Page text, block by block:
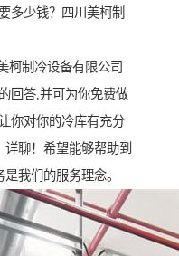
多少钱？四川美柯制
柯制冷设备有限公司
回答,并可为你免费做
你对你的冷库有充分
聊！希望能够帮助到
我们的服务理念。